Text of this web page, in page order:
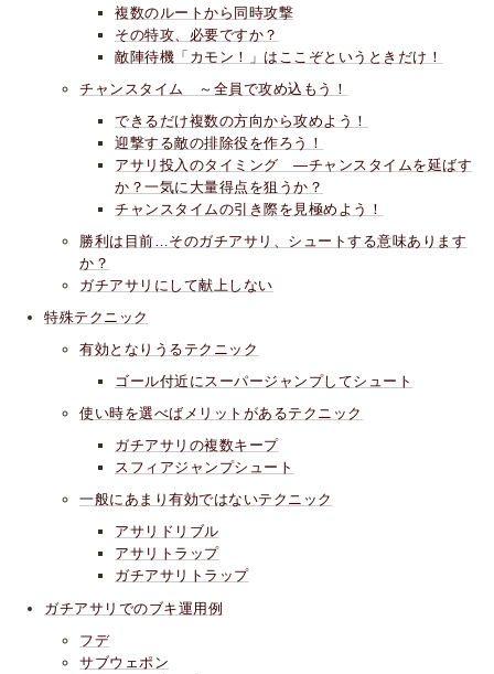
複数のルートから同時攻撃
その特攻、必要ですか？
敵陣待機「カモン！」はここぞというときだけ！
チャンスタイム ～全員で攻め込もう！
できるだけ複数の方向から攻めよう！
迎撃する敵の排除役を作ろう！
アサリ投入のタイミング ―チャンスタイムを延ばす
か？一気に大量得点を狙うか？
チャンスタイムの引き際を見極めよう！
勝利は目前…そのガチアサリ、シュートする意味あります
か？
ガチアサリにして献上しない
特殊テクニック
有効となりうるテクニック
ゴール付近にスーパージャンプしてシュート
使い時を選べばメリットがあるテクニック
ガチアサリの複数キープ
スフィアジャンプシュート
一般にあまり有効ではないテクニック
アサリドリブル
アサリトラップ
ガチアサリトラップ
ガチアサリでのブキ運用例
フデ
サブウェポン